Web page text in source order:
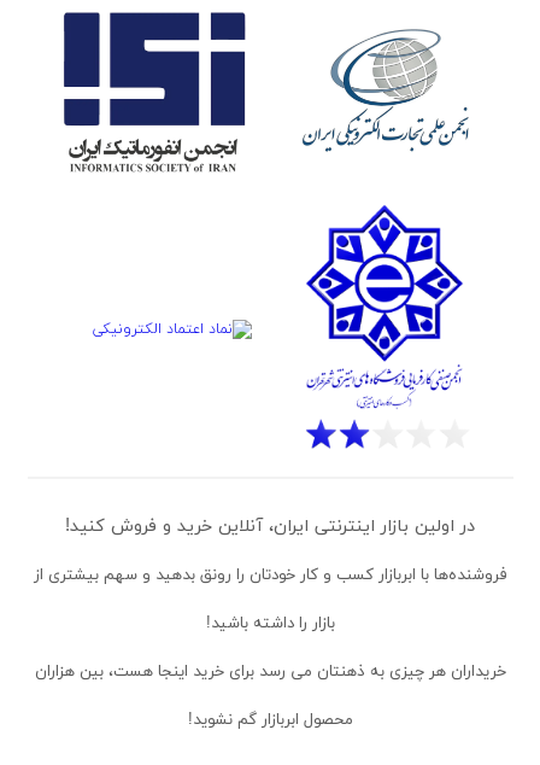
در اولین بازار اینترنتی ایران، آنلاین خرید و فروش کنید!
فروشنده‌ها با ابربازار کسب و کار خودتان را رونق بدهید و سهم بیشتری از
بازار را داشته باشید!
خریداران هر چیزی به ذهنتان می رسد برای خرید اینجا هست، بین هزاران
محصول ابربازار گم نشوید!